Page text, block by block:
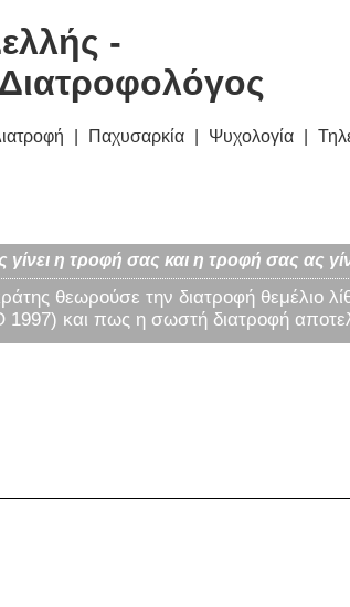
-
Παχυσαρκία Ψυχολογία
η τροφή σας και η τροφή σας ας
θεωρούσε την διατροφή θεμέλιο
1997) και πως η σωστή διατροφή